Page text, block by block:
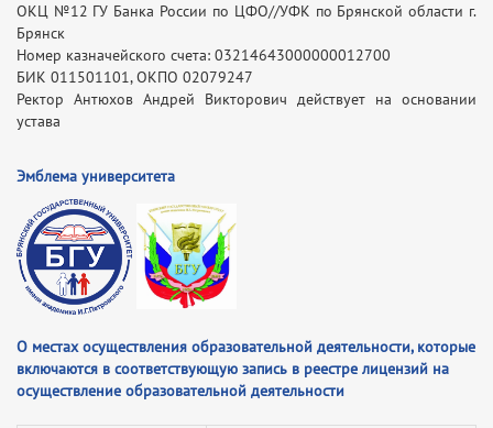
ОКЦ №12 ГУ Банка России по ЦФО//УФК по Брянской области г.
Брянск
Номер казначейского счета: 03214643000000012700
БИК 011501101, ОКПО 02079247
Ректор Антюхов Андрей Викторович действует на основании
устава
Эмблема университета
О местах осуществления образовательной деятельности, которые
включаются в соответствующую запись в реестре лицензий на
осуществление образовательной деятельности